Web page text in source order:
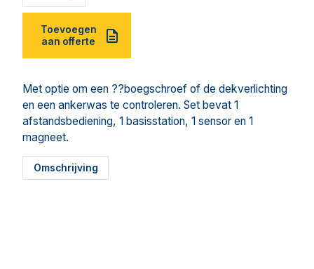
Toevoegen
aan offerte
Met optie om een ??boegschroef of de dekverlichting
en een ankerwas te controleren. Set bevat 1
afstandsbediening, 1 basisstation, 1 sensor en 1
magneet.
Omschrijving